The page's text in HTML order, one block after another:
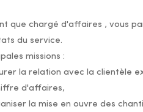
que chargé d'affaires , vous
du service.
missions :
la relation avec la clientèle
d'affaires,
la mise en ouvre des